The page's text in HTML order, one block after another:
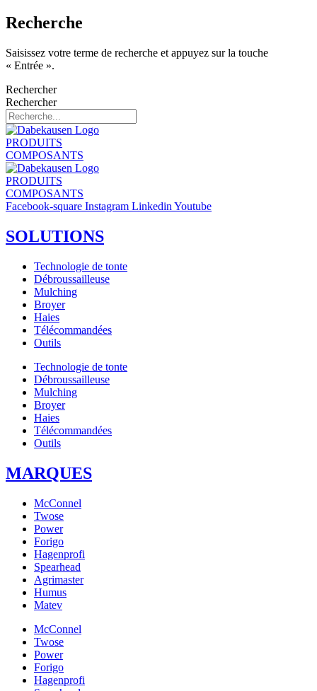
Recherche
Saisissez votre terme de recherche et appuyez sur la touche
« Entrée ».
Rechercher
Rechercher
PRODUITS
COMPOSANTS
PRODUITS
COMPOSANTS
Facebook-square Instagram Linkedin Youtube
SOLUTIONS
Technologie de tonte
Débroussailleuse
Mulching
Broyer
Haies
Télécommandées
Outils
Technologie de tonte
Débroussailleuse
Mulching
Broyer
Haies
Télécommandées
Outils
MARQUES
McConnel
Twose
Power
Forigo
Hagenprofi
Spearhead
Agrimaster
Humus
Matev
McConnel
Twose
Power
Forigo
Hagenprofi